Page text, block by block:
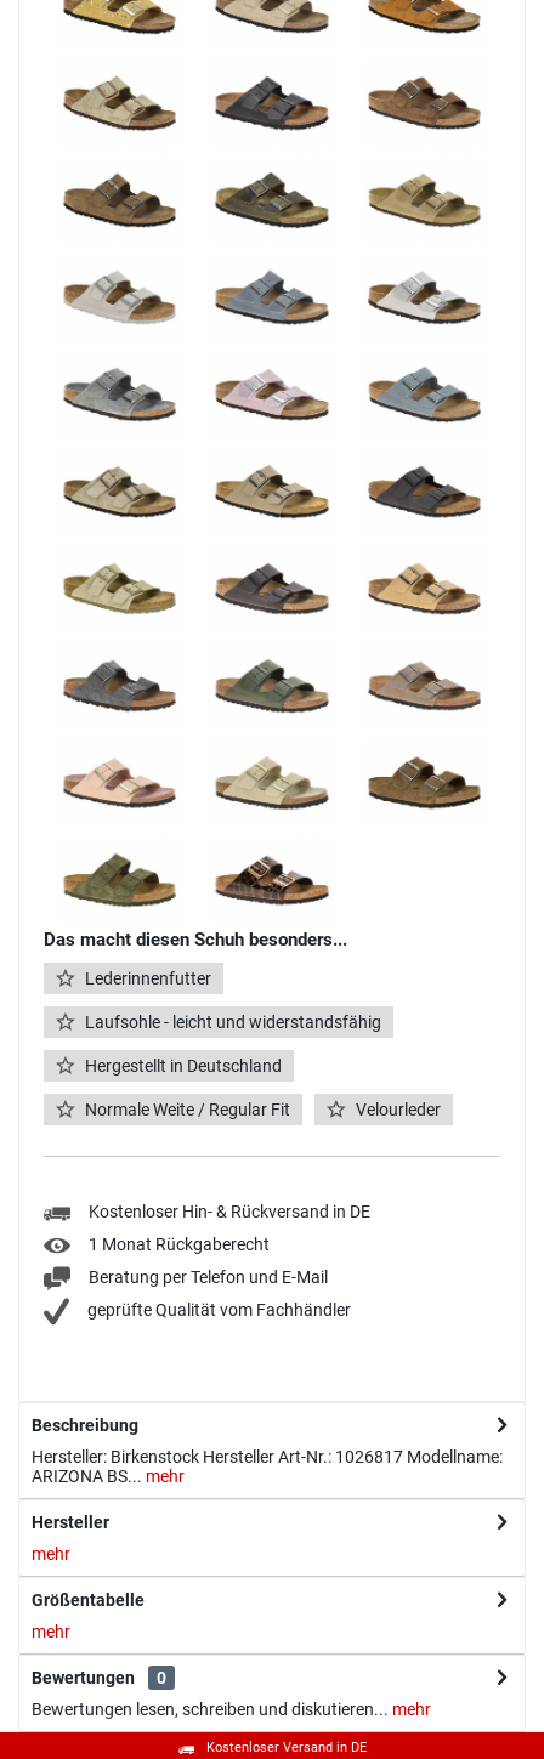
Das macht diesen Schuh besonders...
Lederinnenfutter
Laufsohle - leicht und widerstandsfähig
Hergestellt in Deutschland
Normale Weite / Regular Fit Velourleder
Kostenloser Hin- & Rückversand in DE
1 Monat Rückgaberecht
Beratung per Telefon und E-Mail
geprüfte Qualität vom Fachhändler
Beschreibung
Hersteller: Birkenstock Hersteller Art-Nr.: 1026817 Modellname:
ARIZONA BS... mehr
Hersteller
mehr
Größentabelle
mehr
Bewertungen
0
Bewertungen lesen, schreiben und diskutieren... mehr
Kostenloser Versand in DE